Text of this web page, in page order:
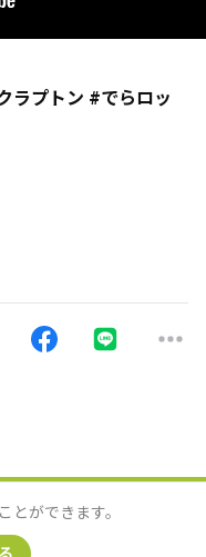
ラプトン #でらロッ
とができます。